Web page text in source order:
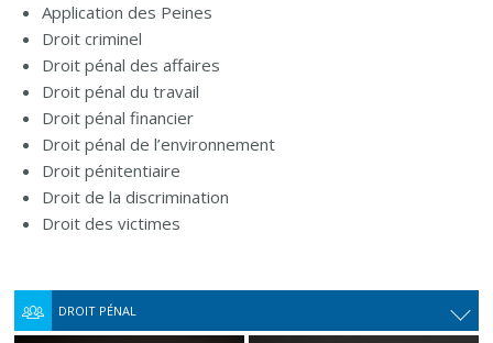
Application des Peines
Droit criminel
Droit pénal des affaires
Droit pénal du travail
Droit pénal financier
Droit pénal de l’environnement
Droit pénitentiaire
Droit de la discrimination
Droit des victimes
DROIT PÉNAL